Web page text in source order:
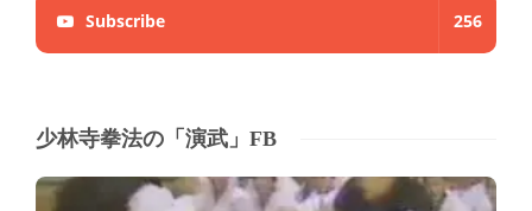
Subscribe 256
少林寺拳法の「演武」FB